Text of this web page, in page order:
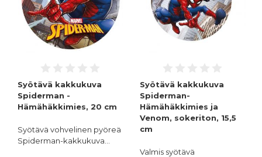
Syötävä kakkukuva
Spiderman -
Hämähäkkimies, 20 cm
Syötävä vohvelinen pyöreä
Spiderman-kakkukuva…
Syötävä kakkukuva
Spiderman-
Hämähäkkimies ja
Venom, sokeriton, 15,5
cm
Valmis syötävä